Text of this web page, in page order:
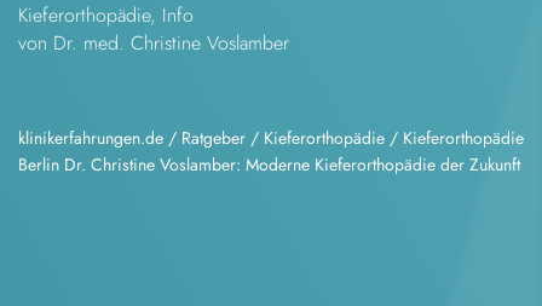
Kieferorthopädie, Info
von Dr. med. Christine Voslamber
klinikerfahrungen.de / Ratgeber / Kieferorthopädie / Kieferorthopädie
Berlin Dr. Christine Voslamber: Moderne Kieferorthopädie der Zukunft